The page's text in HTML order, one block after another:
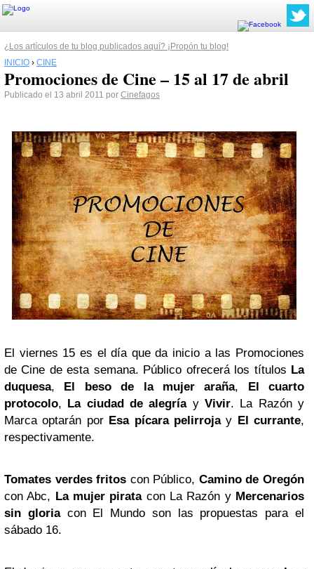
¿Los artículos de tu blog publicados aquí? ¡Propón tu blog!
INICIO › CINE
Promociones de Cine – 15 al 17 de abril
Publicado el 13 abril 2011 por Cinefagos
El viernes 15 es el día que da inicio a las Promociones
de Cine de esta semana. Público ofrecerá los títulos La
duquesa, El beso de la mujer araña, El cuarto
protocolo, La ciudad de alegríayVivir. La Razóny
Marca optarán por Esa pícara pelirrojay El currante,
respectivamente.
Tomates verdes fritos con Público, Camino de Oregón
conAbc, La mujer pirata con La Razón y Mercenarios
sin gloriacon El Mundo son las propuestas para el
sábado 16.